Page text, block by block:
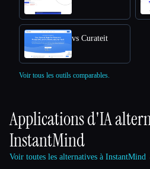
vs Curateit
Voir tous les outils comparables.
Applications d'IA
InstantMind
Voir toutes les alternatives à InstantMind